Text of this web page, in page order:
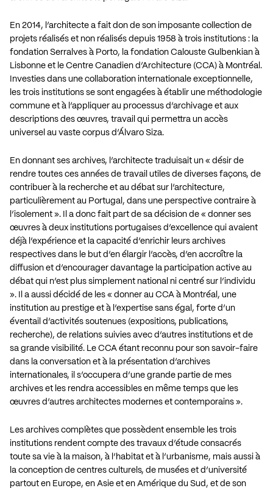
En 2014, l’architecte a fait don de son imposante collection de
projets réalisés et non réalisés depuis 1958 à trois institutions : la
fondation Serralves à Porto, la fondation Calouste Gulbenkian à
Lisbonne et le Centre Canadien d’Architecture (CCA) à Montréal.
Investies dans une collaboration internationale exceptionnelle,
les trois institutions se sont engagées à établir une méthodologie
commune et à l’appliquer au processus d’archivage et aux
descriptions des œuvres, travail qui permettra un accès
universel au vaste corpus d’Álvaro Siza.
En donnant ses archives, l’architecte traduisait un « désir de
rendre toutes ces années de travail utiles de diverses façons, de
contribuer à la recherche et au débat sur l’architecture,
particulièrement au Portugal, dans une perspective contraire à
l’isolement ». Il a donc fait part de sa décision de « donner ses
œuvres à deux institutions portugaises d’excellence qui avaient
déjà l’expérience et la capacité d’enrichir leurs archives
respectives dans le but d’en élargir l’accès, d’en accroître la
diffusion et d’encourager davantage la participation active au
débat qui n’est plus simplement national ni centré sur l’individu
». Il a aussi décidé de les « donner au CCA à Montréal, une
institution au prestige et à l’expertise sans égal, forte d’un
éventail d’activités soutenues (expositions, publications,
recherche), de relations suivies avec d’autres institutions et de
sa grande visibilité. Le CCA étant reconnu pour son savoir-faire
dans la conversation et à la présentation d’archives
internationales, il s’occupera d’une grande partie de mes
archives et les rendra accessibles en même temps que les
œuvres d’autres architectes modernes et contemporains ».
Les archives complètes que possèdent ensemble les trois
institutions rendent compte des travaux d’étude consacrés
toute sa vie à la maison, à l’habitat et à l’urbanisme, mais aussi à
la conception de centres culturels, de musées et d’université
partout en Europe, en Asie et en Amérique du Sud, et de son